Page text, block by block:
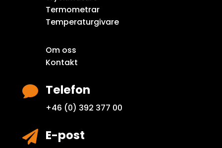
Termometrar
Temperaturgivare
Om oss
Kontakt
 Telefon
+46 (0) 392 377 00
 E-post